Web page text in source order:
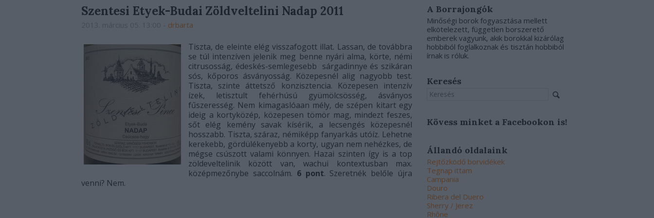
Szentesi Etyek-Budai Zöldveltelini Nadap 2011
drbarta
Tiszta, de eleinte elég visszafogott illat. Lassan, de továbbra
se túl intenzíven jelenik meg benne nyári alma, körte, némi
citrusosság, édeskés-semlegesebb sárgadinnye és szikáran
sós, kőporos ásványosság. Közepesnél alig nagyobb test.
Tiszta, szinte áttetsző konzisztencia. Közepesen intenzív
ízek, letisztult fehérhúsú gyümölcsösség, ásványos
fűszeresség. Nem kimagaslóaan mély, de szépen kitart egy
ideig a kortyközép, közepesen tömör mag, mindezt feszes,
sőt elég kemény savak kísérik, a lecsengés közepesnél
hosszabb. Tiszta, száraz, némiképp fanyarkás utóíz. Lehetne
kerekebb, gördülékenyebb a korty, ugyan nem nehézkes, de
mégse csúszott valami könnyen. Hazai szinten így is a top
zöldeveltelinik között van, wachui kontextusban max.
középmezőnybe saccolnám. 6 pont. Szeretnék belőle újra
venni? Nem.
A Borrajongók
Minőségi borok fogyasztása mellett
elkötelezett, független borszerető
emberek vagyunk, akik borokkal kizárólag
hobbiból foglalkoznak és tisztán hobbiból
írnak is róluk.
Keresés
Kövess minket a Facebookon is!
Állandó oldalaink
Rejtőzködő borvidékek
Tegnap ittam
Campania
Douro
Ribera del Duero
Sherry / Jerez
Rhône